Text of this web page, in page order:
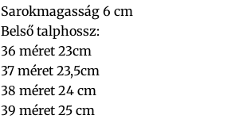
Sarokmagasság 6 cm
Belső talphossz:
36 méret 23cm
37 méret 23,5cm
38 méret 24 cm
39 méret 25 cm